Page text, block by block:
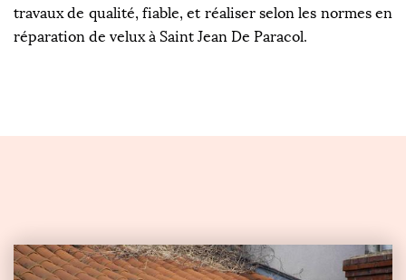
travaux de qualité, fiable, et réaliser selon les normes en
réparation de velux à Saint Jean De Paracol.